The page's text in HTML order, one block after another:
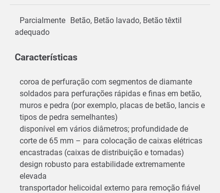
Parcialmente
adequado
Betão, Betão lavado, Betão têxtil
Características
coroa de perfuração com segmentos de diamante
soldados para perfurações rápidas e finas em betão,
muros e pedra (por exemplo, placas de betão, lancis e
tipos de pedra semelhantes)
disponível em vários diâmetros; profundidade de
corte de 65 mm – para colocação de caixas elétricas
encastradas (caixas de distribuição e tomadas)
design robusto para estabilidade extremamente
elevada
transportador helicoidal externo para remoção fiável